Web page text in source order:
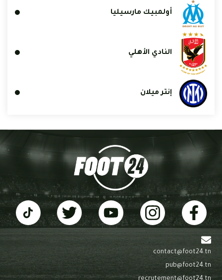
أولمبيك مارسيليا
النادي الأهلي
إنتر ميلان
contact@foot24.tn
pub@foot24.tn